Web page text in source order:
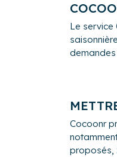
Le service
demandes
Cocoonr
proposés,